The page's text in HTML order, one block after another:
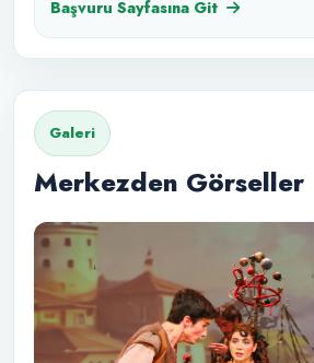
Başvuru Sayfasına Git
Galeri
Merkezden Görseller